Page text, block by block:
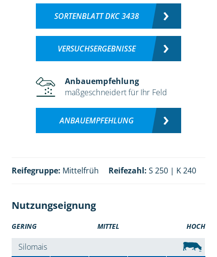
SORTENBLATT DKC 3438
VERSUCHSERGEBNISSE
Anbauempfehlung
maßgeschneidert für Ihr Feld
ANBAUEMPFEHLUNG
Reifegruppe: Mittelfrüh Reifezahl: S 250 | K 240
Nutzungseignung
GERING MITTEL HOCH
Silomais